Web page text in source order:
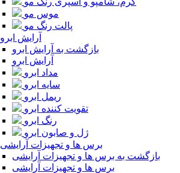
موس مو
پالت رنگ مو
آرایش ابرو
بازگشت به آرایش ابرو
آرایش ابرو
مداد ابرو
سایه ابرو
ریمل ابرو
تقویت کننده ابرو
رنگ ابرو
ژل و صابون ابرو
برس ها و تجهیزات آرایشی
بازگشت به برس ها و تجهیزات آرایشی
برس ها و تجهیزات آرایشی